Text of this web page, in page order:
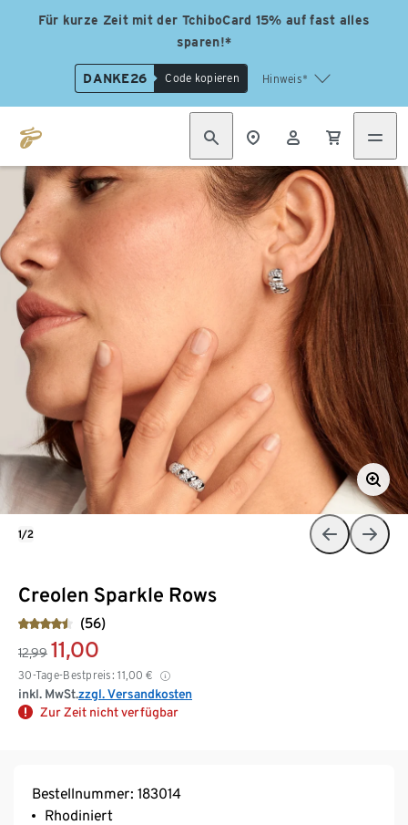
Für kurze Zeit mit der TchiboCard 15% auf fast alles
sparen!*
DANKE26 Code kopieren Hinweis*
Creolen Sparkle Rows
(56)
12,99 11,00
30-Tage-Bestpreis: 11,00 €
inkl. MwSt.zzgl. Versandkosten
Zur Zeit nicht verfügbar
1/2
Bestellnummer: 183014
Rhodiniert